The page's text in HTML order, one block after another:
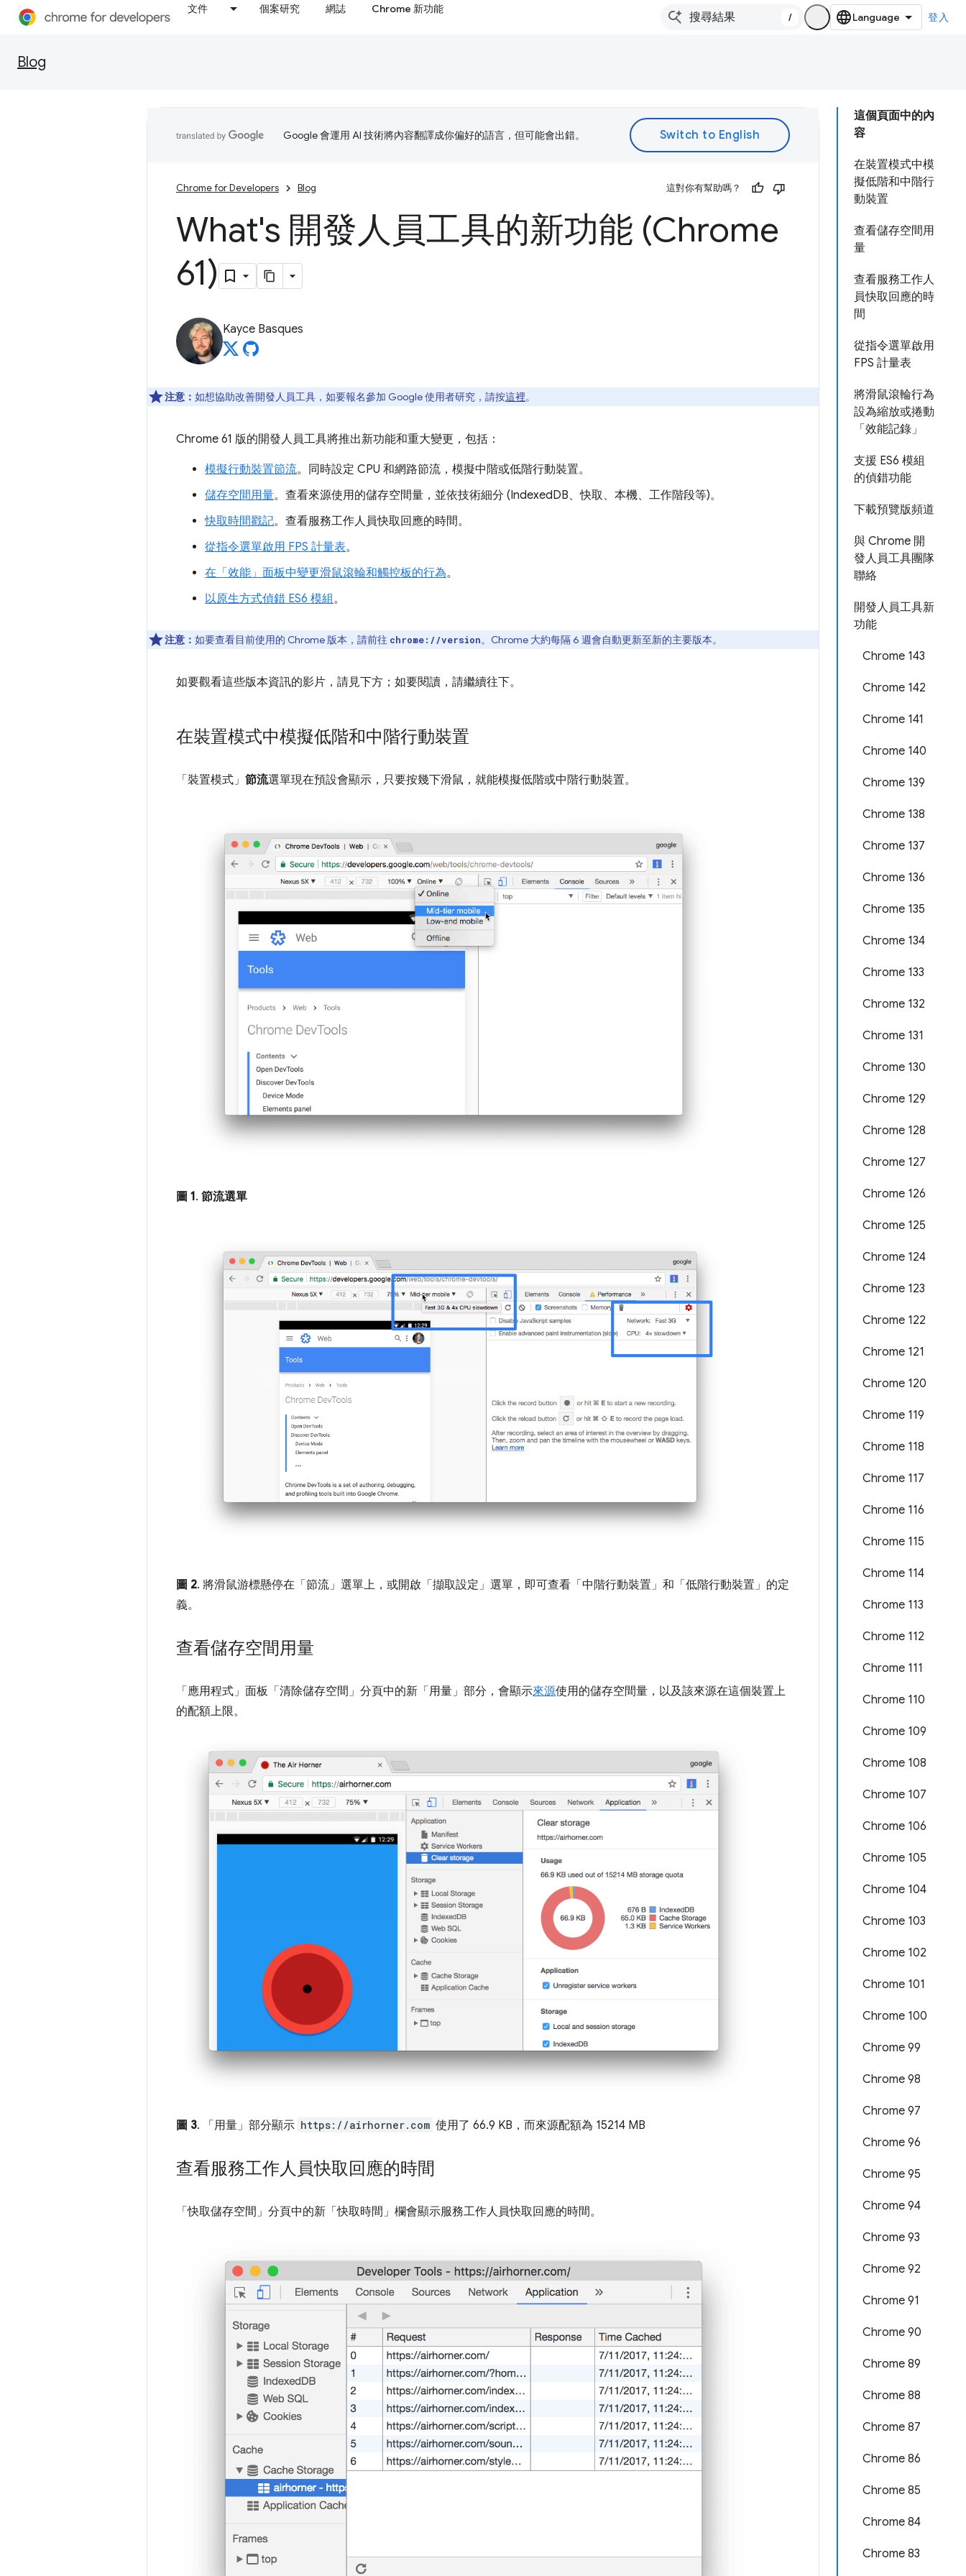
文件 個案研究 網誌 Chrome 新功能
/ 登入
Blog
這個頁面中的內
容
在裝置模式中模
擬低階和中階行
動裝置
查看儲存空間用
量
查看服務工作人
員快取回應的時
間
從指令選單啟用
FPS 計量表
將滑鼠滾輪行為
設為縮放或捲動
「效能記錄」
支援 ES6 模組
的偵錯功能
下載預覽版頻道
與 Chrome 開
發人員工具團隊
聯絡
開發人員工具新
功能
Chrome 143
Chrome 142
Chrome 141
Chrome 140
Chrome 139
Chrome 138
Chrome 137
Chrome 136
Chrome 135
Chrome 134
Chrome 133
Chrome 132
Chrome 131
Chrome 130
Chrome 129
Chrome 128
Chrome 127
Chrome 126
Chrome 125
Chrome 124
Chrome 123
Chrome 122
Chrome 121
Chrome 120
Chrome 119
Chrome 118
Chrome 117
Chrome 116
Chrome 115
Chrome 114
Chrome 113
Chrome 112
Chrome 111
Chrome 110
Chrome 109
Chrome 108
Chrome 107
Chrome 106
Chrome 105
Chrome 104
Chrome 103
Chrome 102
Chrome 101
Chrome 100
Chrome 99
Chrome 98
Chrome 97
Chrome 96
Chrome 95
Chrome 94
Chrome 93
Chrome 92
Chrome 91
Chrome 90
Chrome 89
Chrome 88
Chrome 87
Chrome 86
Chrome 85
Chrome 84
Chrome 83
Google 會運用 AI 技術將內容翻譯成你偏好的語言，但可能會出錯。
Chrome for Developers Blog 這對你有幫助嗎？
What's 開發人員工具的新功能 (Chrome
61)
Kayce Basques
注意： 如想協助改善開發人員工具，如要報名參加 Google 使用者研究，請按這裡。
Chrome 61 版的開發人員工具將推出新功能和重大變更，包括：
模擬行動裝置節流。同時設定 CPU 和網路節流，模擬中階或低階行動裝置。
儲存空間用量。查看來源使用的儲存空間量，並依技術細分 (IndexedDB、快取、本機、工作階段等)。
快取時間戳記。查看服務工作人員快取回應的時間。
從指令選單啟用 FPS 計量表。
在「效能」面板中變更滑鼠滾輪和觸控板的行為。
以原生方式偵錯 ES6 模組。
注意： 如要查看目前使用的 Chrome 版本，請前往 chrome://version。Chrome 大約每隔 6 週會自動更新至新的主要版本。
如要觀看這些版本資訊的影片，請見下方；如要閱讀，請繼續往下。
在裝置模式中模擬低階和中階行動裝置
「裝置模式」 節流選單現在預設會顯示，只要按幾下滑鼠，就能模擬低階或中階行動裝置。
圖 1. 節流選單
圖 2. 將滑鼠游標懸停在「節流」 選單上，或開啟「擷取設定」 選單，即可查看「中階行動裝置」 和「低階行動裝置」 的定
義。
查看儲存空間用量
「應用程式」面板「清除儲存空間」分頁中的新「用量」 部分，會顯示來源使用的儲存空間量，以及該來源在這個裝置上
的配額上限。
圖 3. 「用量」 部分顯示 https://airhorner.com 使用了 66.9 KB，而來源配額為 15214 MB
查看服務工作人員快取回應的時間
「快取儲存空間」 分頁中的新「快取時間」 欄會顯示服務工作人員快取回應的時間。